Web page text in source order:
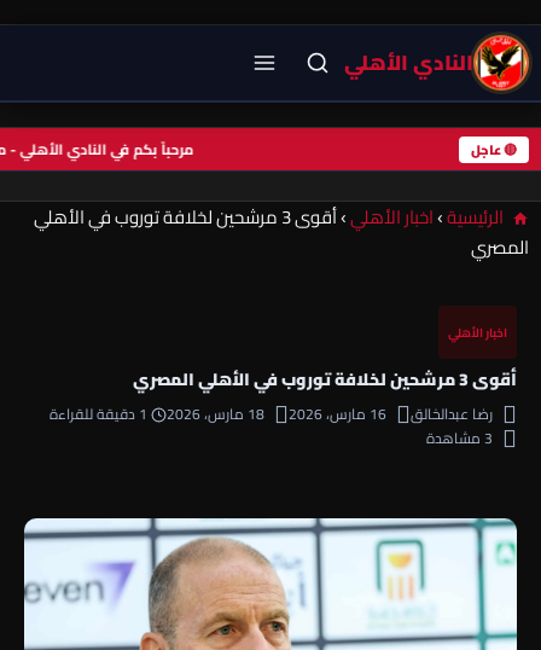
النادي الأهلي
🔴 عاجل مرحباً بكم في النادي
الرئيسية›اخبار الأهلي›
أقوى 3 مرشحين لخلافة توروب في الأهلي
المصري
اخبار الأهلي
أقوى 3 مرشحين لخلافة توروب في الأهلي المصري
رضا عبدالخالق 16 مارس، 2026 18 مارس، 2026
1 دقيقة للقراءة
3 مشاهدة